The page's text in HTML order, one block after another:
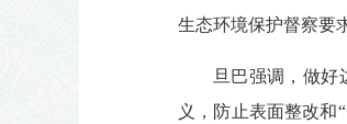
生态环境保护督察要
旦巴强调，做
义，防止表面整改和